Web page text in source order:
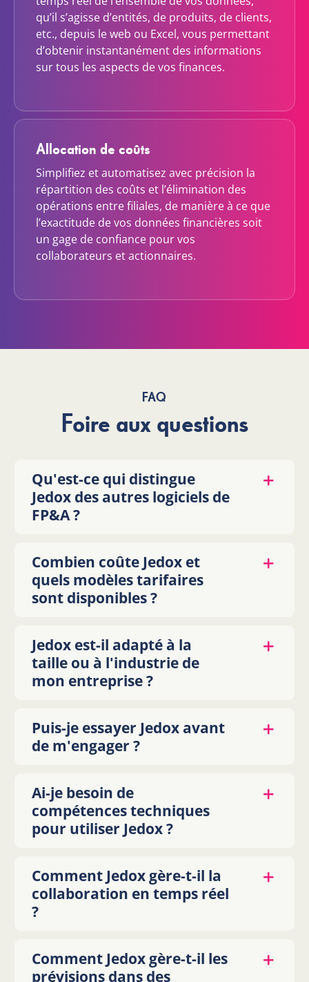
qu’il s’agisse d’entités, de produits, de clients,
etc., depuis le web ou Excel, vous permettant
d’obtenir instantanément des informations
sur tous les aspects de vos finances.
Allocation de coûts
Simplifiez et automatisez avec précision la
répartition des coûts et l’élimination des
opérations entre filiales, de manière à ce que
l’exactitude de vos données financières soit
un gage de confiance pour vos
collaborateurs et actionnaires.
FAQ
Foire aux questions
Qu'est-ce qui distingue
Jedox des autres logiciels de
FP&A ?
Combien coûte Jedox et
quels modèles tarifaires
sont disponibles ?
Jedox est-il adapté à la
taille ou à l'industrie de
mon entreprise ?
Puis-je essayer Jedox avant
de m'engager ?
Ai-je besoin de
compétences techniques
pour utiliser Jedox ?
Comment Jedox gère-t-il la
collaboration en temps réel
?
Comment Jedox gère-t-il les
prévisions dans des